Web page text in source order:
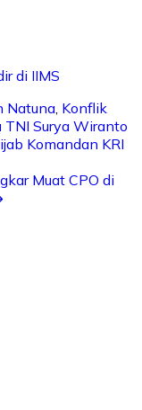
di IIMS
Natuna, Konflik
TNI Surya Wiranto
Komandan KRI
Muat CPO di